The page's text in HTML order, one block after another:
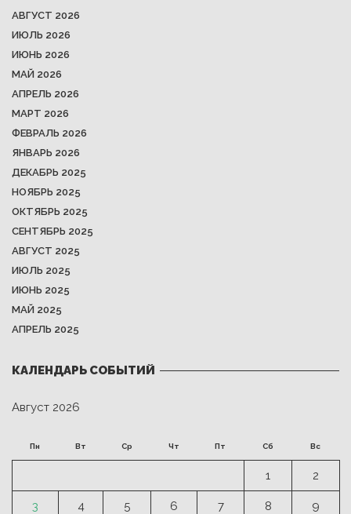
АВГУСТ 2026
ИЮЛЬ 2026
ИЮНЬ 2026
МАЙ 2026
АПРЕЛЬ 2026
МАРТ 2026
ФЕВРАЛЬ 2026
ЯНВАРЬ 2026
ДЕКАБРЬ 2025
НОЯБРЬ 2025
ОКТЯБРЬ 2025
СЕНТЯБРЬ 2025
АВГУСТ 2025
ИЮЛЬ 2025
ИЮНЬ 2025
МАЙ 2025
АПРЕЛЬ 2025
КАЛЕНДАРЬ СОБЫТИЙ
Август 2026
Пн Вт Ср Чт Пт Сб Вс
1 2
3 4 5 6 7 8 9